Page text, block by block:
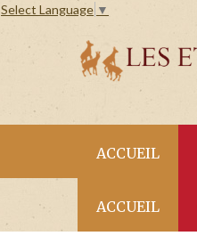
Select Language ▼
ACCUEIL
ACCUEIL